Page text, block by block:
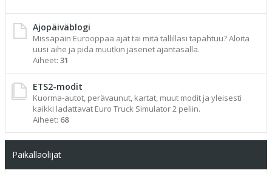
Ajopäiväblogi
Missäpäin Eurooppaa ajat tai mitä tallillasi tapahtuu? Aloita
uusi aihe ja pidä muutkin jäsenet ajantasalla.
Aiheet: 31
ETS2-modit
Kuorma-autot, perävaunut, kartat, muut modit ja yleisesti
kaikki ladattavat Euro Truck Simulator 2 peliin.
Aiheet: 68
Paikallaolijat